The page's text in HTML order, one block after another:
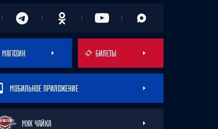
МАГАЗИН БИЛЕТЫ
МОБИЛЬНОЕ ПРИЛОЖЕНИЕ
МХК ЧАЙКА